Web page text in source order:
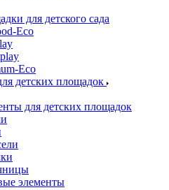
для детского сада
Eco
Еco
детских площадок
для детских площадок
элементы